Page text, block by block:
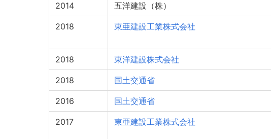
2014 五洋建設（株）
2018 東亜建設工業株式会社
2018 東洋建設株式会社
2018 国土交通省
2016 国土交通省
2017 東亜建設工業株式会社